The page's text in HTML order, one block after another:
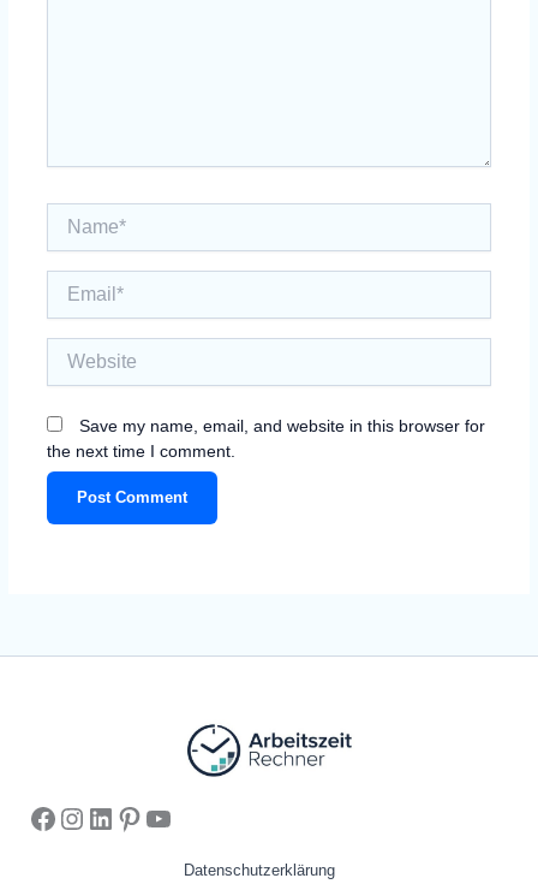
Website
Save my name, email, and website in this browser for
the next time I comment.
Datenschutzerklärung